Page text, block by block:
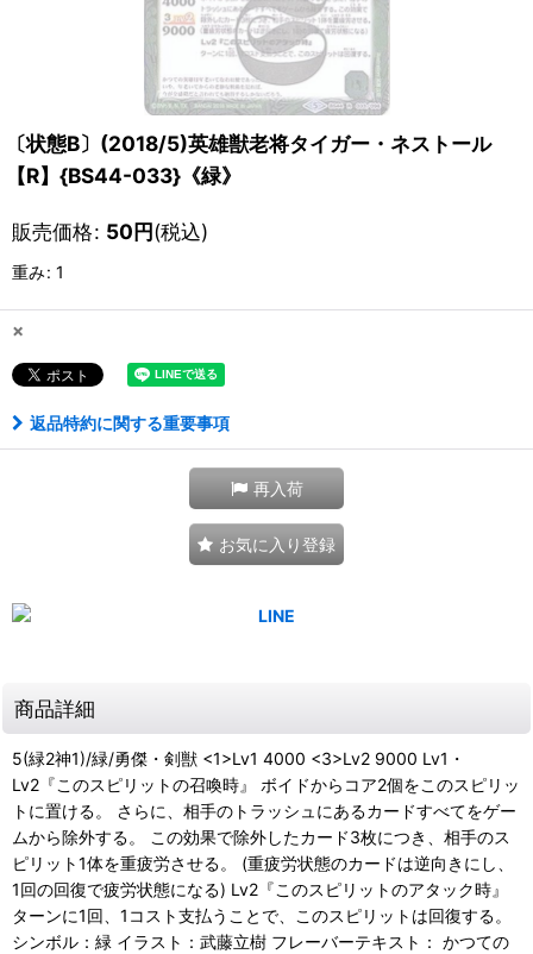
〔状態B〕(2018/5)英雄獣老将タイガー・ネストール
【R】{BS44-033}《緑》
販売価格: 50円(税込)
重み: 1
×
返品特約に関する重要事項
再入荷
お気に入り登録
商品詳細
5(緑2神1)/緑/勇傑・剣獣 <1>Lv1 4000 <3>Lv2 9000 Lv1・
Lv2『このスピリットの召喚時』 ボイドからコア2個をこのスピリッ
トに置ける。 さらに、相手のトラッシュにあるカードすべてをゲー
ムから除外する。 この効果で除外したカード3枚につき、相手のス
ピリット1体を重疲労させる。 (重疲労状態のカードは逆向きにし、
1回の回復で疲労状態になる) Lv2『このスピリットのアタック時』
ターンに1回、1コスト支払うことで、このスピリットは回復する。
シンボル：緑 イラスト：武藤立樹 フレーバーテキスト： かつての